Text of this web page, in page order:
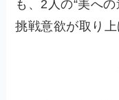
も、2人の“美へ
挑戦意欲が取り上